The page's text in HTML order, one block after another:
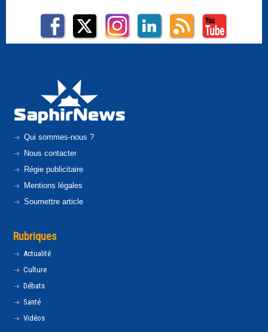
Qui sommes-nous ?
Nous contacter
Régie publicitaire
Mentions légales
Soumettre article
Rubriques
Actualité
Culture
Débats
Santé
Vidéos